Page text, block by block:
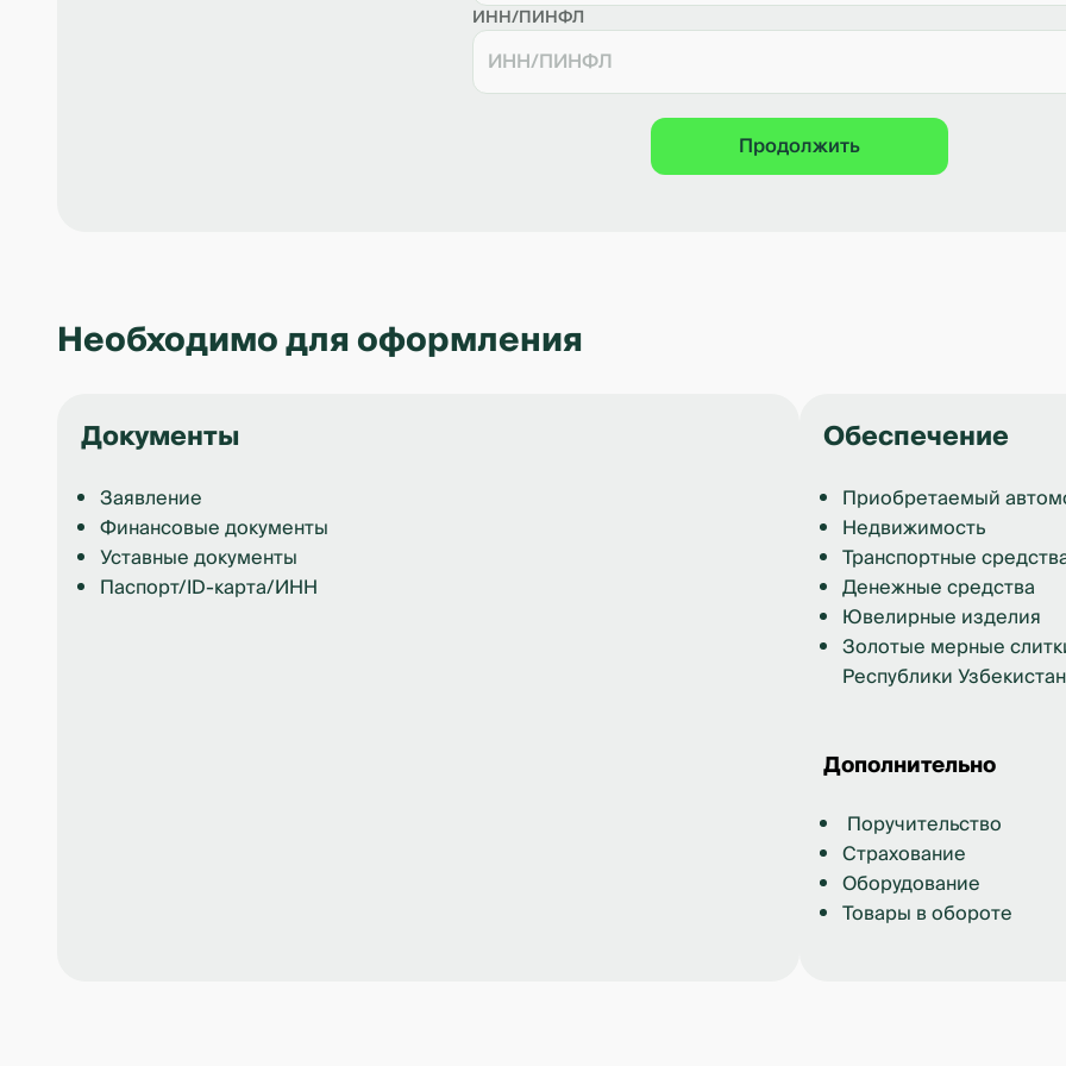
ИНН/ПИНФЛ
Продолжить
Необходимо для оформления
Документы
Заявление
Финансовые документы
Уставные документы
Паспорт/ID-карта/ИНН
Обеспечение
Приобретаемый
Недвижимость
Транспортные
Денежные средства
Ювелирные изделия
Золотые мерные
Республики Узбекистан
Дополнительно
Поручительство
Страхование
Оборудование
Товары в обороте